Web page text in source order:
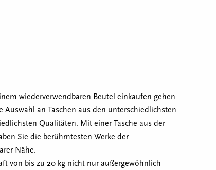
wiederverwendbaren Beutel einkaufen gehen
Auswahl an Taschen aus den unterschiedlichsten
Qualitäten. Mit einer Tasche aus der
Sie die berühmtesten Werke der
Nähe.
von bis zu 20 kg nicht nur außergewöhnlich